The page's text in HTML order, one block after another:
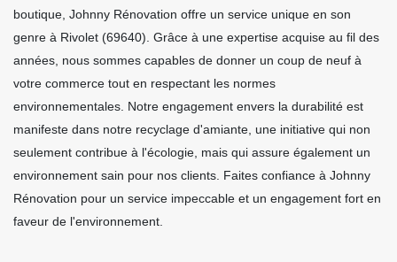
boutique, Johnny Rénovation offre un service unique en son
genre à Rivolet (69640). Grâce à une expertise acquise au fil des
années, nous sommes capables de donner un coup de neuf à
votre commerce tout en respectant les normes
environnementales. Notre engagement envers la durabilité est
manifeste dans notre recyclage d'amiante, une initiative qui non
seulement contribue à l'écologie, mais qui assure également un
environnement sain pour nos clients. Faites confiance à Johnny
Rénovation pour un service impeccable et un engagement fort en
faveur de l'environnement.